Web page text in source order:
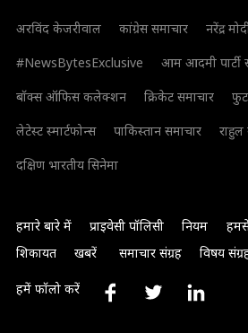
अरविंद केजरीवाल कांग्रेस समाचार नरेंद्र
#NewsBytesExclusive
आम आदमी पार्टी
बॉक्स ऑफिस कलेक्शन
क्रिकेट समाचार
लेटेस्ट स्मार्टफोन्स
पाकिस्तान समाचार राहुल
दक्षिण भारतीय सिनेमा
हमारे बारे में प्राइवेसी पॉलिसी नियम
शिकायत
खबरें समाचार संग्रह विषय
हमें फॉलो करें